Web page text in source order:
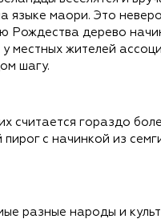
языке маори. Это
Рождества дерево
местных жителей
шагу.
считается гораздо
с начинкой из
разные народы и